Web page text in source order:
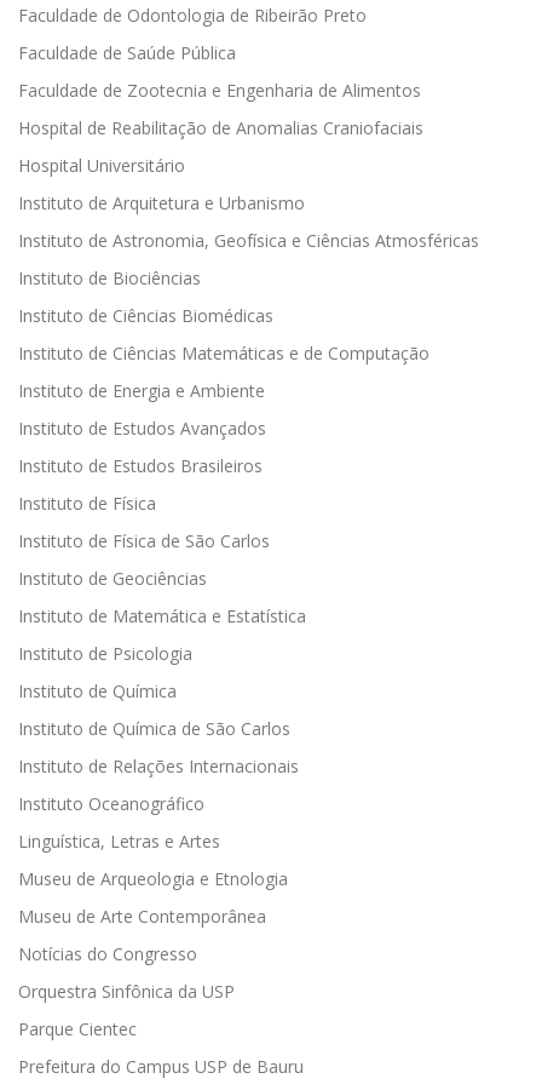
Faculdade de Odontologia de Ribeirão Preto
Faculdade de Saúde Pública
Faculdade de Zootecnia e Engenharia de Alimentos
Hospital de Reabilitação de Anomalias Craniofaciais
Hospital Universitário
Instituto de Arquitetura e Urbanismo
Instituto de Astronomia, Geofísica e Ciências Atmosféricas
Instituto de Biociências
Instituto de Ciências Biomédicas
Instituto de Ciências Matemáticas e de Computação
Instituto de Energia e Ambiente
Instituto de Estudos Avançados
Instituto de Estudos Brasileiros
Instituto de Física
Instituto de Física de São Carlos
Instituto de Geociências
Instituto de Matemática e Estatística
Instituto de Psicologia
Instituto de Química
Instituto de Química de São Carlos
Instituto de Relações Internacionais
Instituto Oceanográfico
Linguística, Letras e Artes
Museu de Arqueologia e Etnologia
Museu de Arte Contemporânea
Notícias do Congresso
Orquestra Sinfônica da USP
Parque Cientec
Prefeitura do Campus USP de Bauru